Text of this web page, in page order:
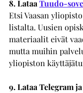
8. Lataa Tuudo-
Etsi Vaasan
listalta. Uusien
materiaalit eivät
mutta muihin
yliopiston
9. Lataa Telegram